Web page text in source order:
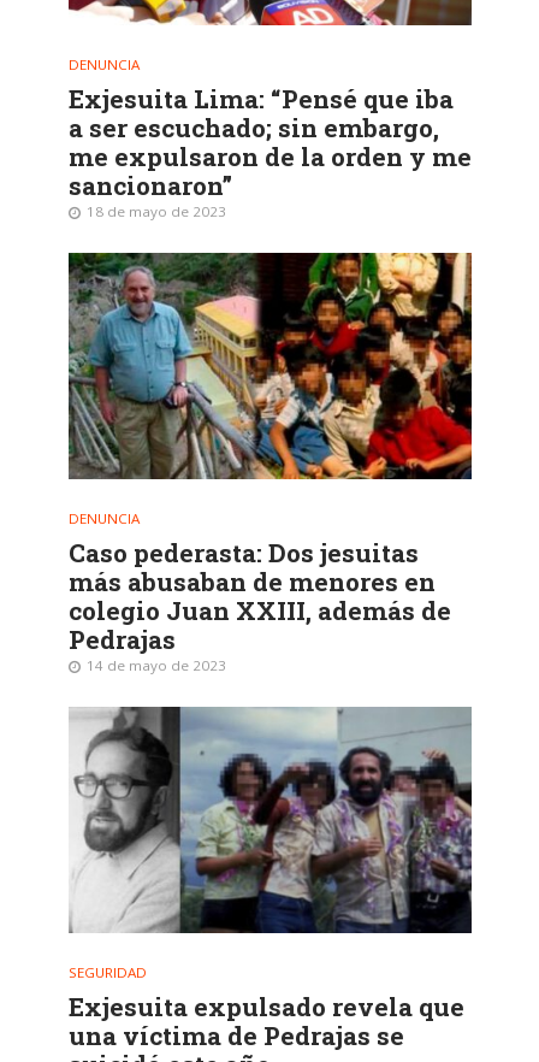
DENUNCIA
Exjesuita Lima: “Pensé que iba
a ser escuchado; sin embargo,
me expulsaron de la orden y me
sancionaron”
18 de mayo de 2023
DENUNCIA
Caso pederasta: Dos jesuitas
más abusaban de menores en
colegio Juan XXIII, además de
Pedrajas
14 de mayo de 2023
SEGURIDAD
Exjesuita expulsado revela que
una víctima de Pedrajas se